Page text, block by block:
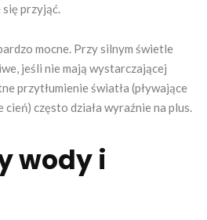
się przyjąć.
mocne. Przy silnym świetle
jeśli nie mają wystarczającej
przytłumienie światła (pływające
często działa wyraźnie na plus.
wody i